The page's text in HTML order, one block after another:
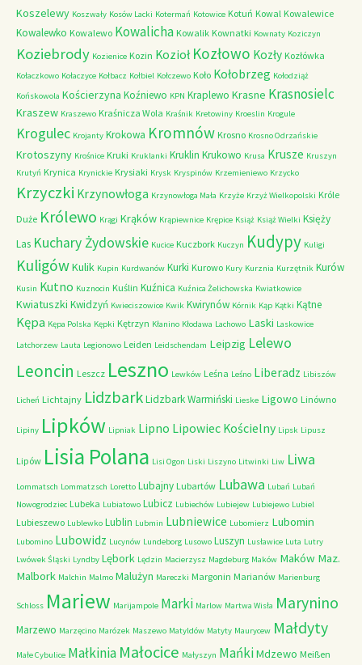
Koszelewy Koszwały Kosów Lacki Kotermań Kotowice Kotuń Kowal Kowalewice
Kowalewko Kowalewo Kowalicha Kowalik Kownatki Kownaty Koziczyn
Koziebrody Kozienice Kozin Kozioł Kozłowo Kozły Kozłówka
Kołaczkowo Kołaczyce Kołbacz Kołbiel Kołczewo Koło Kołobrzeg Kołodziąż
Końskowola Kościerzyna Koźniewo KPN Kraplewo Krasne Krasnosielc
Kraszew Kraszewo Kraśnicza Wola Kraśnik Kretowiny Kroeslin Krogule
Krogulec Krojanty Krokowa Kromnów Krosno Krosno Odrzańskie
Krotoszyny Krośnice Kruki Kruklanki Kruklin Krukowo Krusa Krusze Kruszyn
Krutyń Krynica Krynickie Krysiaki Krysk Kryspinów Krzemieniewo Krzycko
Krzyczki Krzynowłoga Krzynowłoga Mała Krzyże Krzyż Wielkopolski Króle
Duże Królewo Krągi Krąków Krąpiewnice Krępice Książ Książ Wielki Księży
Las Kuchary Żydowskie Kucice Kuczbork Kuczyn Kudypy Kuligi
KuligówKulik Kupin Kurdwanów Kurki Kurowo Kury Kurznia Kurzętnik Kurów
Kusin Kutno Kuznocin Kuślin Kuźnica Kuźnica Żelichowska Kwiatkowice
Kwiatuszki Kwidzyń Kwieciszowice Kwik Kwirynów Kórnik Kąp Kątki Kątne
Kępa Kępa Polska Kępki Kętrzyn Kłanino Kłodawa Lachowo Laski Laskowice
Latchorzew Lauta Legionowo Leiden Leidschendam Leipzig Lelewo
Leoncin Leszcz Leszno Lewków Leśna Leśno Liberadz Libiszów
Licheń Lichtajny LidzbarkLidzbark Warmiński Lieske Ligowo Linówno
Lipiny Lipków Lipniak Lipno Lipowiec Kościelny Lipsk Lipusz
Lipów Lisia Polana Lisi Ogon Liski Liszyno Litwinki Liw Liwa
Lommatsch Lommatzsch Loretto Lubajny Lubartów Lubawa Lubań Lubań
Nowogrodziec Lubeka Lubiatowo Lubicz Lubiechów Lubiejew Lubiejewo Lubiel
Lubieszewo Lublewko Lublin Lubmin Lubniewice Lubomierz Lubomin
Lubomino Lubowidz Lucynów Lundeborg Lusowo Luszyn Lusławice Luta Lutry
Lwówek Śląski Lyndby Lębork Lędzin Macierzysz Magdeburg Maków Maków Maz.
Malbork Malchin Malmo Malużyn Mareczki Margonin Marianów Marienburg
Schloss Mariew Marijampole Marki Marlow Martwa Wisła Marynino
Marzewo Marzęcino Marózek Maszewo Matyldów Matyty Maurycew Małdyty
Małe Cybulice Małkinia Małocice Małyszyn MańkiMdzewo Meißen